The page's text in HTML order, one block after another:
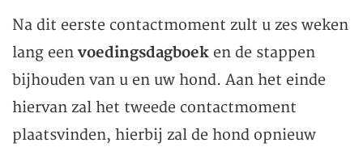
Na dit eerste contactmoment zult u zes weken
lang een voedingsdagboek en de stappen
bijhouden van u en uw hond. Aan het einde
hiervan zal het tweede contactmoment
plaatsvinden, hierbij zal de hond opnieuw